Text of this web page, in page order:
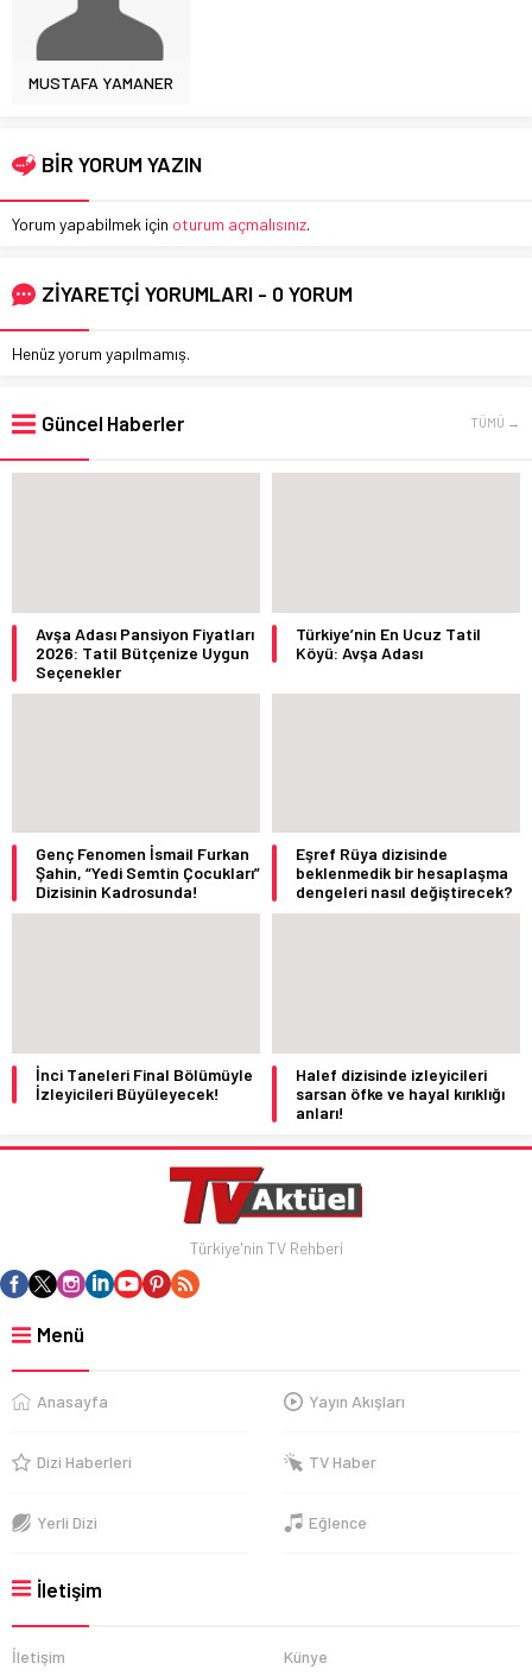
MUSTAFA YAMANER
BİR YORUM YAZIN
Yorum yapabilmek için oturum açmalısınız.
ZİYARETÇİ YORUMLARI - 0 YORUM
Henüz yorum yapılmamış.
Güncel Haberler TÜMÜ →
Avşa Adası Pansiyon Fiyatları
2026: Tatil Bütçenize Uygun
Seçenekler
Türkiye’nin En Ucuz Tatil
Köyü: Avşa Adası
Genç Fenomen İsmail Furkan
Şahin, “Yedi Semtin Çocukları”
Dizisinin Kadrosunda!
Eşref Rüya dizisinde
beklenmedik bir hesaplaşma
dengeleri nasıl değiştirecek?
İnci Taneleri Final Bölümüyle
İzleyicileri Büyüleyecek!
Halef dizisinde izleyicileri
sarsan öfke ve hayal kırıklığı
anları!
Türkiye'nin TV Rehberi
Menü
Anasayfa Yayın Akışları
Dizi Haberleri TV Haber
Yerli Dizi Eğlence
İletişim
İletişim Künye